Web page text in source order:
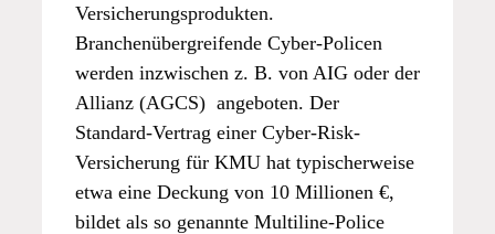
Versicherungsprodukten.
Branchenübergreifende Cyber-Policen
werden inzwischen z. B. von AIG oder der
Allianz (AGCS) angeboten. Der
Standard-Vertrag einer Cyber-Risk-
Versicherung für KMU hat typischerweise
etwa eine Deckung von 10 Millionen €,
bildet als so genannte Multiline-Police